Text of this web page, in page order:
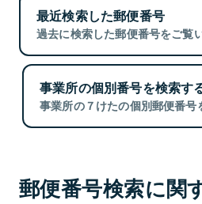
最近検索した郵便番号
過去に検索した郵便番号をご覧
事業所の個別番号を検索す
事業所の７けたの個別郵便番号
郵便番号検索に関